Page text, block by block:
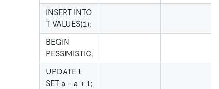
INSERT INTO
T VALUES(1);
BEGIN
PESSIMISTIC;
UPDATE t
SET a = a + 1;